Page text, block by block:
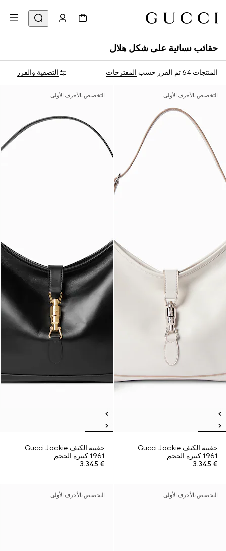
حقائب نسائية على شكل هلال
المنتجات 64 تم الفرز حسب المقترحات التصفية والفرز
التخصيص بالأحرف الأولى
حقيبة الكتف Gucci Jackie
1961 كبيرة الحجم
€ 3.345
التخصيص بالأحرف الأولى
حقيبة الكتف Gucci Jackie
1961 كبيرة الحجم
€ 3.345
التخصيص بالأحرف الأولى التخصيص بالأحرف الأولى